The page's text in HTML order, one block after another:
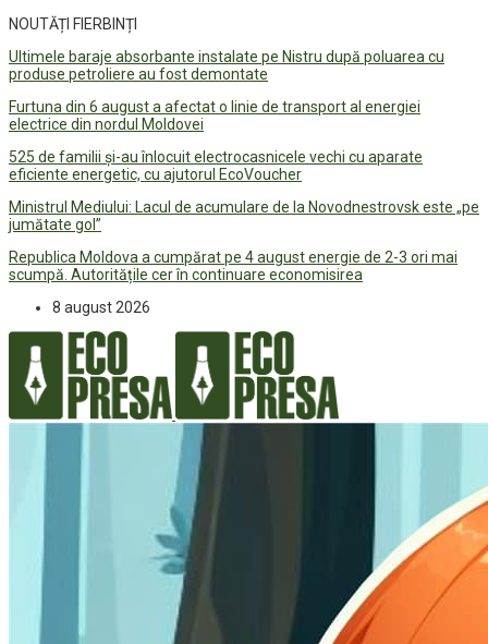
NOUTĂȚI FIERBINȚI
Ultimele baraje absorbante instalate pe Nistru după poluarea cu
produse petroliere au fost demontate
Furtuna din 6 august a afectat o linie de transport al energiei
electrice din nordul Moldovei
525 de familii și-au înlocuit electrocasnicele vechi cu aparate
eficiente energetic, cu ajutorul EcoVoucher
Ministrul Mediului: Lacul de acumulare de la Novodnestrovsk este „pe
jumătate gol”
Republica Moldova a cumpărat pe 4 august energie de 2-3 ori mai
scumpă. Autoritățile cer în continuare economisirea
8 august 2026